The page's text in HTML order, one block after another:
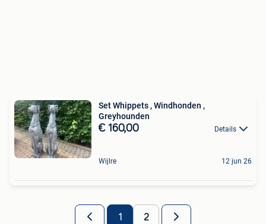
Set Whippets , Windhonden ,
Greyhounden
€ 160,00 Details
Wijlre 12 jun 26
1 2